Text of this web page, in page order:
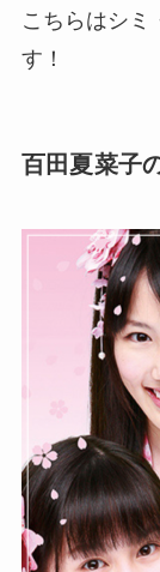
こちらはシミ
す！
百田夏菜子